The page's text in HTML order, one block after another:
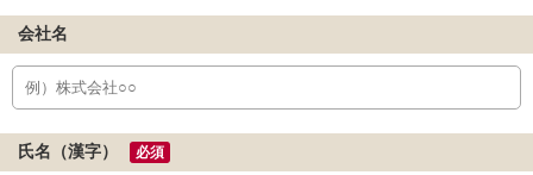
会社名
氏名（漢字） 必須